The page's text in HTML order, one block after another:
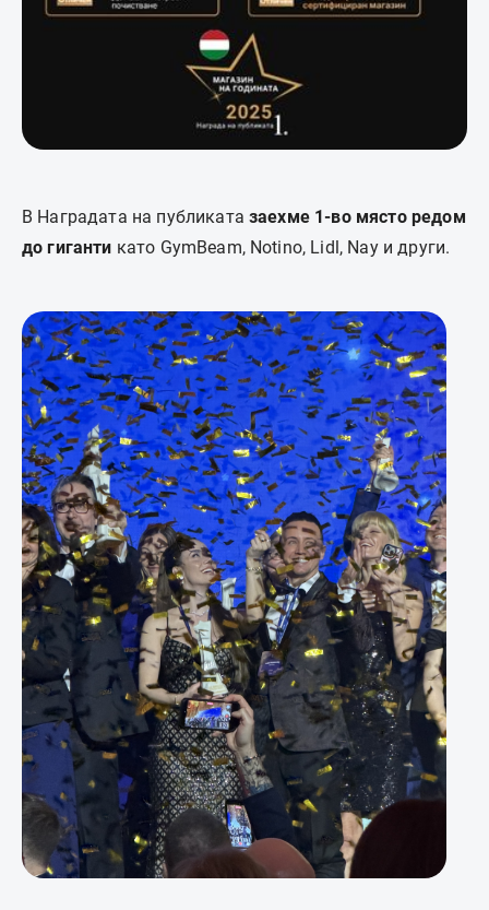
В Наградата на публиката заехме 1-во място редом
до гиганти като GymBeam, Notino, Lidl, Nay и други.